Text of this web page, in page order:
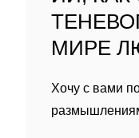
МИРЕ
Хочу с вами